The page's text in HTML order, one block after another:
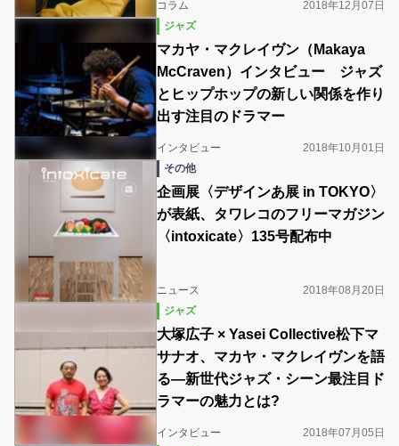
コラム
2018年12月07日
ジャズ
マカヤ・マクレイヴン（Makaya
McCraven）インタビュー ジャズ
とヒップホップの新しい関係を作り
出す注目のドラマー
インタビュー
2018年10月01日
その他
企画展〈デザインあ展 in TOKYO〉
が表紙、タワレコのフリーマガジン
〈intoxicate〉135号配布中
ニュース
2018年08月20日
ジャズ
大塚広子 × Yasei Collective松下マ
サナオ、マカヤ・マクレイヴンを語
る―新世代ジャズ・シーン最注目ド
ラマーの魅力とは?
インタビュー
2018年07月05日